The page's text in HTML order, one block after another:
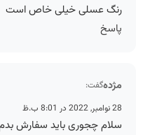
رنگ عسلی خیلی خاص است
پاسخ
مژدهگفت:
28 نوامبر, 2022 در 8:01 ب.ظ
سلام چجوری باید سفارش